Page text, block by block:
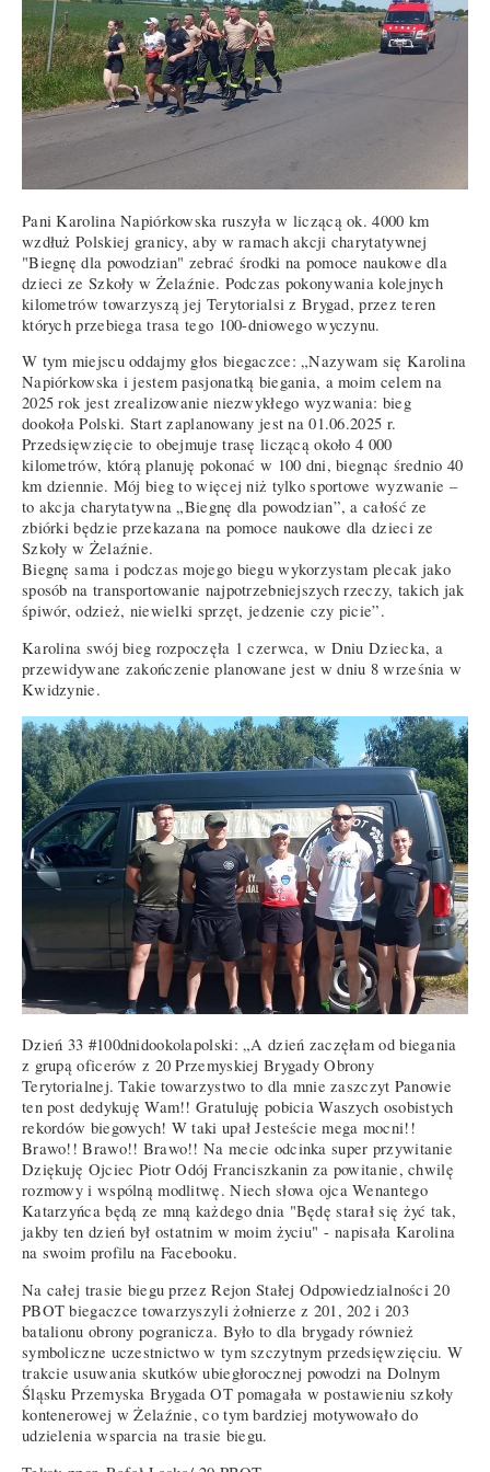
Pani Karolina Napiórkowska ruszyła w liczącą ok. 4000 km
wzdłuż Polskiej granicy, aby w ramach akcji charytatywnej
"Biegnę dla powodzian" zebrać środki na pomoce naukowe dla
dzieci ze Szkoły w Żelaźnie. Podczas pokonywania kolejnych
kilometrów towarzyszą jej Terytorialsi z Brygad, przez teren
których przebiega trasa tego 100-dniowego wyczynu.
W tym miejscu oddajmy głos biegaczce: „Nazywam się Karolina
Napiórkowska i jestem pasjonatką biegania, a moim celem na
2025 rok jest zrealizowanie niezwykłego wyzwania: bieg
dookoła Polski. Start zaplanowany jest na 01.06.2025 r.
Przedsięwzięcie to obejmuje trasę liczącą około 4 000
kilometrów, którą planuję pokonać w 100 dni, biegnąc średnio 40
km dziennie. Mój bieg to więcej niż tylko sportowe wyzwanie –
to akcja charytatywna „Biegnę dla powodzian”, a całość ze
zbiórki będzie przekazana na pomoce naukowe dla dzieci ze
Szkoły w Żelaźnie.
Biegnę sama i podczas mojego biegu wykorzystam plecak jako
sposób na transportowanie najpotrzebniejszych rzeczy, takich jak
śpiwór, odzież, niewielki sprzęt, jedzenie czy picie”.
Karolina swój bieg rozpoczęła 1 czerwca, w Dniu Dziecka, a
przewidywane zakończenie planowane jest w dniu 8 września w
Kwidzynie.
Dzień 33 #100dnidookolapolski: „A dzień zaczęłam od biegania
z grupą oficerów z 20 Przemyskiej Brygady Obrony
Terytorialnej. Takie towarzystwo to dla mnie zaszczyt Panowie
ten post dedykuję Wam!! Gratuluję pobicia Waszych osobistych
rekordów biegowych! W taki upał Jesteście mega mocni!!
Brawo!! Brawo!! Brawo!! Na mecie odcinka super przywitanie
Dziękuję Ojciec Piotr Odój Franciszkanin za powitanie, chwilę
rozmowy i wspólną modlitwę. Niech słowa ojca Wenantego
Katarzyńca będą ze mną każdego dnia "Będę starał się żyć tak,
jakby ten dzień był ostatnim w moim życiu" - napisała Karolina
na swoim profilu na Facebooku.
Na całej trasie biegu przez Rejon Stałej Odpowiedzialności 20
PBOT biegaczce towarzyszyli żołnierze z 201, 202 i 203
batalionu obrony pogranicza. Było to dla brygady również
symboliczne uczestnictwo w tym szczytnym przedsięwzięciu. W
trakcie usuwania skutków ubiegłorocznej powodzi na Dolnym
Śląsku Przemyska Brygada OT pomagała w postawieniu szkoły
kontenerowej w Żelaźnie, co tym bardziej motywowało do
udzielenia wsparcia na trasie biegu.